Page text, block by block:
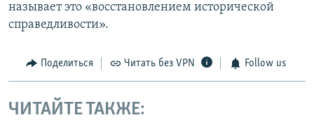
называет это «восстановлением исторической
справедливости».
Поделиться Читать без VPN Follow us
ЧИТАЙТЕ ТАКЖЕ: